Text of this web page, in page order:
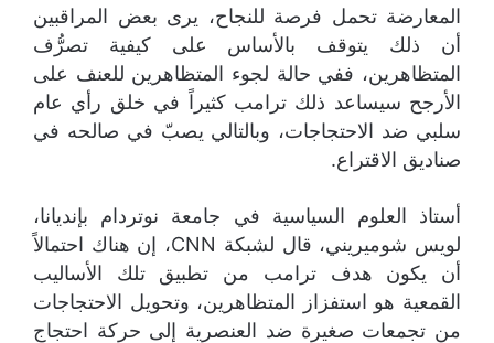
المعارضة تحمل فرصة للنجاح، يرى بعض المراقبين
أن ذلك يتوقف بالأساس على كيفية تصرُّف
المتظاهرين، ففي حالة لجوء المتظاهرين للعنف على
الأرجح سيساعد ذلك ترامب كثيراً في خلق رأي عام
سلبي ضد الاحتجاجات، وبالتالي يصبّ في صالحه في
صناديق الاقتراع.
أستاذ العلوم السياسية في جامعة نوتردام بإنديانا،
لويس شوميريني، قال لشبكة CNN، إن هناك احتمالاً
أن يكون هدف ترامب من تطبيق تلك الأساليب
القمعية هو استفزاز المتظاهرين، وتحويل الاحتجاجات
من تجمعات صغيرة ضد العنصرية إلى حركة احتجاج